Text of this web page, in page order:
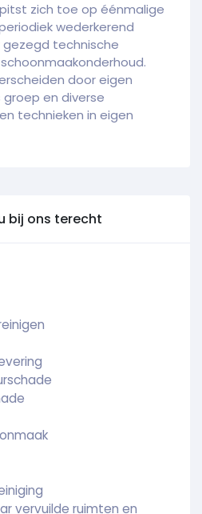
zich toe op éénmalige
wederkerend
technische
door eigen
en diverse
technieken in eigen
bij ons terecht
vervuilde ruimten en